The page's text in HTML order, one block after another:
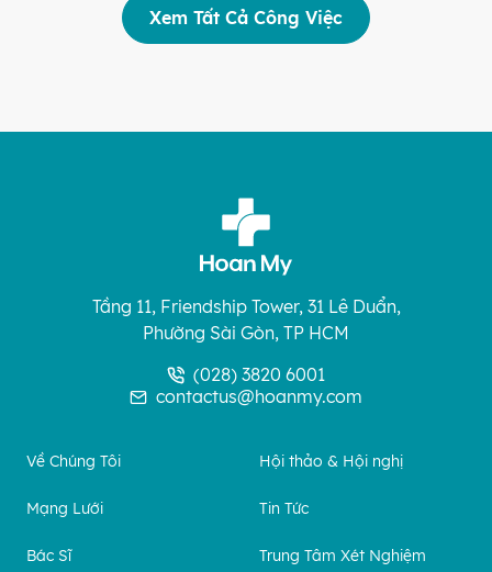
Xem Tất Cả Công Việc
Tầng 11, Friendship Tower, 31 Lê Duẩn,
Phường Sài Gòn, TP HCM
(028) 3820 6001
contactus@hoanmy.com
Về Chúng Tôi
Mạng Lưới
Bác Sĩ
Hội thảo & Hội nghị
Tin Tức
Trung Tâm Xét Nghiệm